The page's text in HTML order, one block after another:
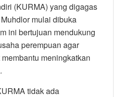
(KURMA) yang digagas
mulai dibuka
ini bertujuan mendukung
perempuan agar
meningkatkan
tidak ada